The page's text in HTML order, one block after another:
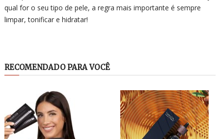
qual for o seu tipo de pele, a regra mais importante é sempre
limpar, tonificar e hidratar!
RECOMENDADO PARA VOCÊ